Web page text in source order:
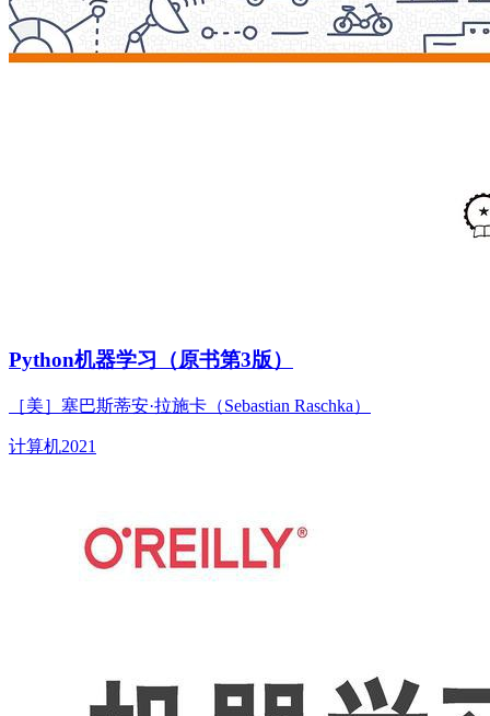
Python机器学习（原书第3版）
［美］塞巴斯蒂安·拉施卡（Sebastian Raschka）
计算机2021